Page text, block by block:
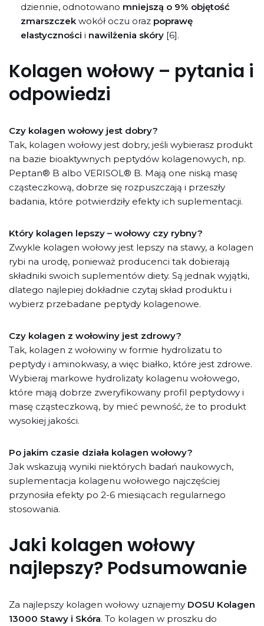
dziennie, odnotowano mniejszą o 9% objętość
zmarszczek wokół oczu oraz poprawę
elastyczności i nawilżenia skóry [6].
Kolagen wołowy – pytania i
odpowiedzi
Czy kolagen wołowy jest dobry?
Tak, kolagen wołowy jest dobry, jeśli wybierasz produkt
na bazie bioaktywnych peptydów kolagenowych, np.
Peptan® B albo VERISOL® B. Mają one niską masę
cząsteczkową, dobrze się rozpuszczają i przeszły
badania, które potwierdziły efekty ich suplementacji.
Który kolagen lepszy – wołowy czy rybny?
Zwykle kolagen wołowy jest lepszy na stawy, a kolagen
rybi na urodę, ponieważ producenci tak dobierają
składniki swoich suplementów diety. Są jednak wyjątki,
dlatego najlepiej dokładnie czytaj skład produktu i
wybierz przebadane peptydy kolagenowe.
Czy kolagen z wołowiny jest zdrowy?
Tak, kolagen z wołowiny w formie hydrolizatu to
peptydy i aminokwasy, a więc białko, które jest zdrowe.
Wybieraj markowe hydrolizaty kolagenu wołowego,
które mają dobrze zweryfikowany profil peptydowy i
masę cząsteczkową, by mieć pewność, że to produkt
wysokiej jakości.
Po jakim czasie działa kolagen wołowy?
Jak wskazują wyniki niektórych badań naukowych,
suplementacja kolagenu wołowego najczęściej
przynosiła efekty po 2-6 miesiącach regularnego
stosowania.
Jaki kolagen wołowy
najlepszy? Podsumowanie
Za najlepszy kolagen wołowy uznajemy DOSU Kolagen
13000 Stawy i Skóra. To kolagen w proszku do